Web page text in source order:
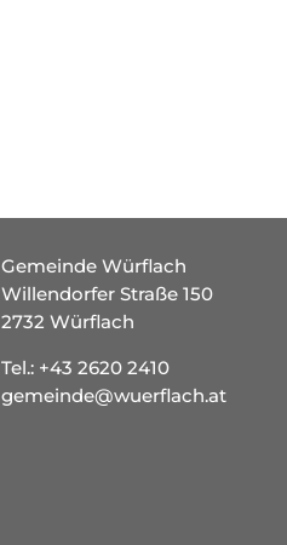
Gemeinde Würflach
Willendorfer Straße 150
2732 Würflach
Tel.: +43 2620 2410
gemeinde@wuerflach.at